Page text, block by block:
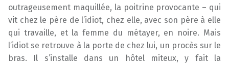
outrageusement maquillée, la poitrine provocante – qui
vit chez le père de l’idiot, chez elle, avec son père à elle
qui travaille, et la femme du métayer, en noire. Mais
l’idiot se retrouve à la porte de chez lui, un procès sur le
bras. Il s’installe dans un hôtel miteux, y fait la